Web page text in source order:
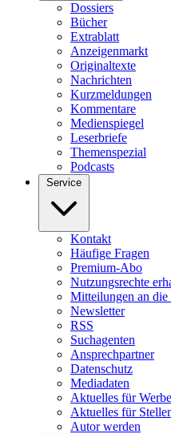
Dossiers
Bücher
Extrablatt
Anzeigenmarkt
Originaltexte
Nachrichten
Kurzmeldungen
Kommentare
Medienspiegel
Leserbriefe
Themenspezial
Podcasts
Service
Kontakt
Häufige Fragen
Premium-Abo
Nutzungsrechte
Mitteilungen an die
Newsletter
RSS
Suchagenten
Ansprechpartner
Datenschutz
Mediadaten
Aktuelles für
Aktuelles für
Autor werden